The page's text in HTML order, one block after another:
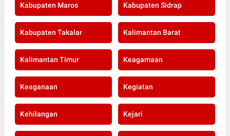
Kabupaten Maros Kabupaten Sidrap
Kabupaten Takalar Kalimantan Barat
Kalimantan Timur Keagamaan
Keaganaan Kegiatan
Kehilangan Kejari